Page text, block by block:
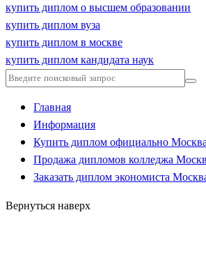
купить диплом о высшем образовании
купить диплом вуза
купить диплом в москве
купить диплом кандидата наук
Главная
Информация
Купить диплом официально
Продажа дипломов колледжа
Заказать диплом экономиста
Вернуться наверх